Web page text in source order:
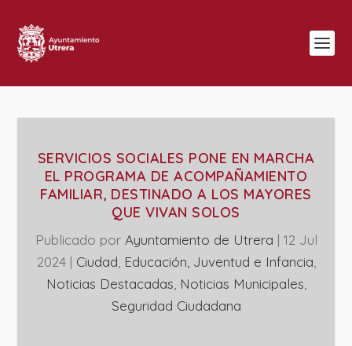
SERVICIOS SOCIALES PONE EN MARCHA
EL PROGRAMA DE ACOMPAÑAMIENTO
FAMILIAR, DESTINADO A LOS MAYORES
QUE VIVAN SOLOS
Publicado por Ayuntamiento de Utrera | 12 Jul
2024| Ciudad Educación, Juventud e Infancia
Noticias Destacadas ‎Noticias Municipales
Seguridad Ciudadana